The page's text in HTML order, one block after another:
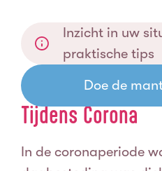
Inzicht in uw
praktische tips
Doe de
Tijdens Corona
In de coronaperiode